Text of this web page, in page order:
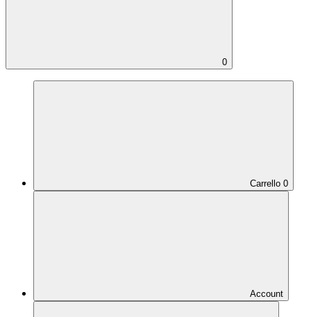
0
Carrello 0
Account